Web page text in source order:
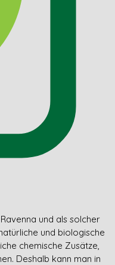
und als solcher
und biologische
chemische Zusätze,
Deshalb kann man in